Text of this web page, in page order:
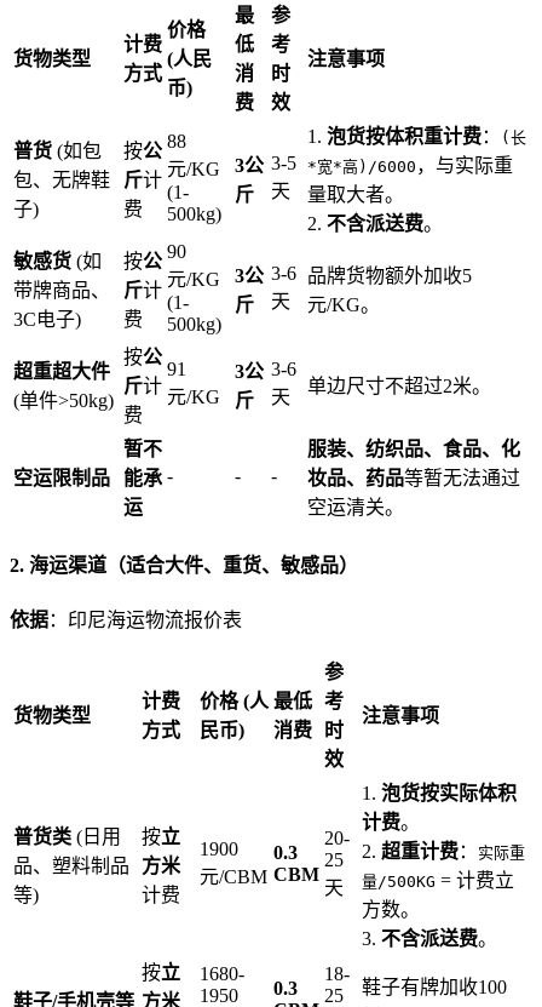
货物类型
计费
方式
价格
(人民
币)
最
低
消
费
参
考
时
效
注意事项
普货 (如包
包、无牌鞋
子)
按公
斤计
费
88
元/KG
(1-
500kg)
3公
斤
3-5
天
1. 泡货按体积重计费：
(长
*宽*高)/6000 ，与实际重
量取大者。
2. 不含派送费。
敏感货 (如
带牌商品、
3C电子)
按公
斤计
费
90
元/KG
(1-
500kg)
3公
斤
3-6
天
品牌货物额外加收5
元/KG。
超重超大件
(单件>50kg)
按公
斤计
费
91
元/KG
3公
斤
3-6
天
单边尺寸不超过2米。
空运限制品
暂不
能承
运
- - -
服装、纺织品、食品、化
妆品、药品等暂无法通过
空运清关。
2. 海运渠道（适合大件、重货、敏感品）
依据：印尼海运物流报价表
货物类型
计费
方式
价格 (人
民币)
最低
消费
参
考
时
效
注意事项
普货类 (日用
品、塑料制品
等)
按立
方米
计费
1900
元/CBM
0.3
CBM
20-
25
天
1. 泡货按实际体积
计费。
2. 超重计费：
实际重
量/500KG = 计费立
方数。
3. 不含派送费。
鞋子/手机壳等
按立
方米
1680-
1950
0.3
18-
25
鞋子有牌加收100